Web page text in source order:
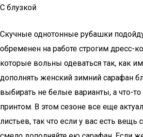
С блузкой
Скучные однотонные рубашки
обременен на работе строгим дресс-
которые вольны одеваться так, как
дополнять женский зимний сарафан
выбирать не белые варианты, а что-
принтом. В этом сезоне все еще
листьев, так что если у вас есть вещь